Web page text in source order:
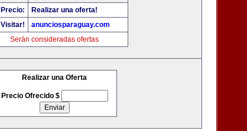
Precio:
Realizar una oferta!
Visitar!
anunciosparaguay.com
Serán consideradas ofertas
Realizar una Oferta
Precio Ofrecido $